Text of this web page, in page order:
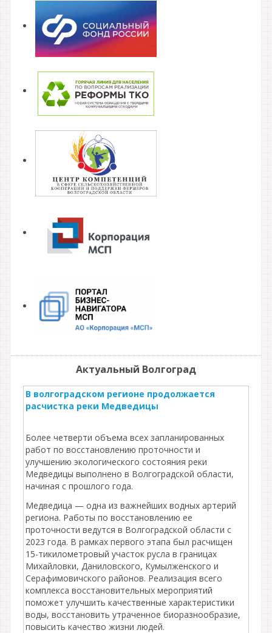
Актуальный Волгоград
В волгоградском регионе продолжается
расчистка реки Медведицы
Более четверти объема всех запланированных
работ по восстановлению проточности и
улучшению экологического состояния реки
Медведицы выполнено в Волгоградской области,
начиная с прошлого года.
Медведица — одна из важнейших водных артерий
региона. Работы по восстановлению ее
проточности ведутся в Волгоградской области с
2023 года. В рамках первого этапа был расчищен
15-тикилометровый участок русла в границах
Михайловки, Даниловского, Кумылженского и
Серафимовичского районов. Реализация всего
комплекса восстановительных мероприятий
поможет улучшить качественные характеристики
воды, восстановить утраченное биоразнообразие,
повысить качество жизни людей.